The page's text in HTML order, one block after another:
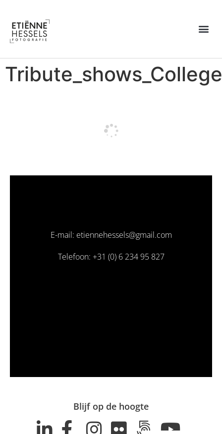
E-mail: etiennehessels@gmail.com
Telefoon: +31 (0) 6 234 95 827
Blijf op de hoogte